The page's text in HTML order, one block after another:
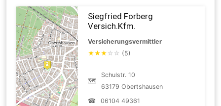
Siegfried Forberg
Versich.Kfm.
Versicherungsvermittler
★★★ ☆ ☆ (5)
🗺
Schulstr. 10
63179 Obertshausen
☎
06104 49361